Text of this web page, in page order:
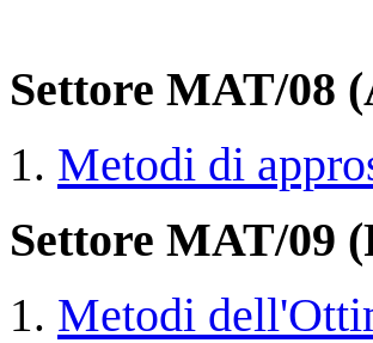
Settore MAT/08
Metodi di
Settore MAT/09
Metodi